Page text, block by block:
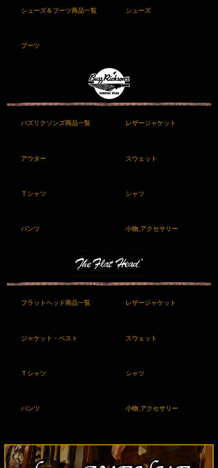
シューズ＆ブーツ商品一覧 シューズ
ブーツ
バズリクソンズ商品一覧 レザージャケット
アウター スウェット
Ｔシャツ シャツ
パンツ 小物,アクセサリー
フラットヘッド商品一覧 レザージャケット
ジャケット・ベスト スウェット
Ｔシャツ シャツ
パンツ 小物,アクセサリー